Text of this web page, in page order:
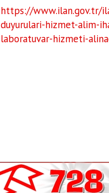
https://www.ilan.gov.tr/
duyurulari-hizmet-alim-
laboratuvar-hizmeti-